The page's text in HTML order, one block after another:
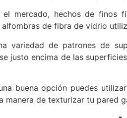
el mercado, hechos de finos
alfombras de fibra de vidrio
variedad de patrones de
justo encima de las
buena opción puedes
manera de texturizar tu pared